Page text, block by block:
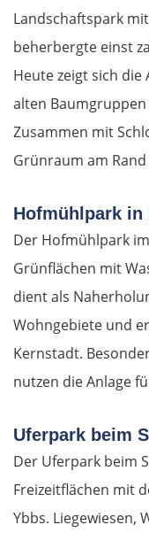
Landschaftspark
beherbergte einst
Heute zeigt sich
alten
Zusammen mit
Grünraum am
Hofmühlpark in
Der Hofmühlpark
Grünflächen mit
dient als
Wohngebiete und
Kernstadt.
nutzen die Anlage
Uferpark beim
Der Uferpark beim
Freizeitflächen mit
Ybbs. Liegewiesen,